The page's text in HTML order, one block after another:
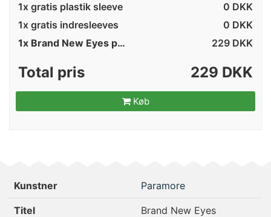
1x gratis plastik sleeve
0 DKK
1x gratis indresleeves
0 DKK
1x Brand New Eyes på vinyl
229 DKK
Total pris 229 DKK
Køb
Kunstner Paramore
Titel Brand New Eyes